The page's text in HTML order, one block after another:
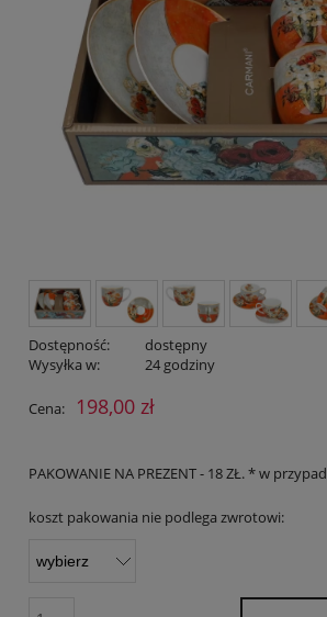
Dostępność:
dostępny
Wysyłka w:
24 godziny
Cena: 198,00 zł
PAKOWANIE NA PREZENT - 18 ZŁ. * w
koszt pakowania nie podlega zwrotowi: